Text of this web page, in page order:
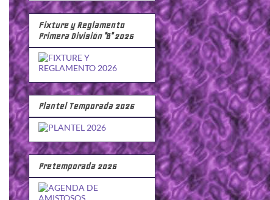
Fixture y Reglamento
Primera División "B" 2026
Plantel Temporada 2026
Pretemporada 2026